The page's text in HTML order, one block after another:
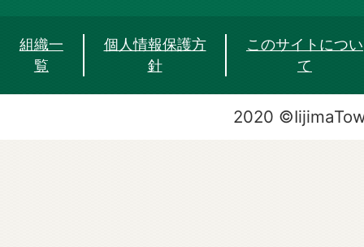
組織一
覧
個人情報保護方
針
このサイトについ
て
2020